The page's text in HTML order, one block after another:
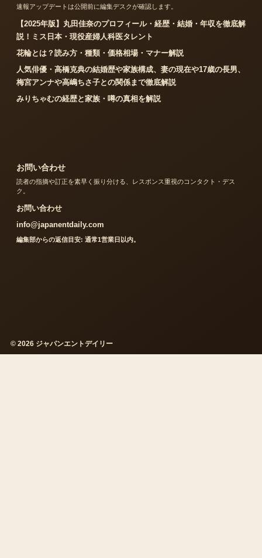
速報アップデートは公開前に編集デスクが確認します。
【2025年版】丸田佳奈のプロフィール・経歴・結婚・年収を徹底解
説！ミス日本・現役産婦人科医タレント
花輪とは？読み方・種類・価格相場・マナー解説
人気俳優・高橋克典の結婚歴や家族構成、妻の現在や17歳の長男、
梅宮アンナや高嶋ちさ子との関係まで徹底解説
みりちゃむの経歴と家族・噂の真相を解説
お問い合わせ
読者の指摘や訂正を素早く振り分ける、レスポンス重視のコンタクト・デス
ク。
お問い合わせ
info@japanentdaily.com
編集部からの返信目安: 通常1営業日以内。
© 2026 ジャパンエントデイリー